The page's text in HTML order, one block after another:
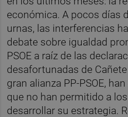
económica. A pocos días
urnas, las interferencias
debate sobre igualdad
PSOE a raíz de las
desafortunadas de
gran alianza PP-PSOE,
que no han permitido a
desarrollar su estrategia.